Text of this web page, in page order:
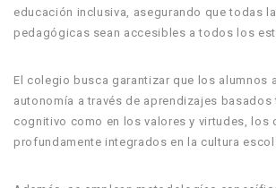
educación inclusiva, asegurando que todas
pedagógicas sean accesibles a todos los
El colegio busca garantizar que los alumnos
autonomía a través de aprendizajes
cognitivo como en los valores y virtudes, los
profundamente integrados en la cultura